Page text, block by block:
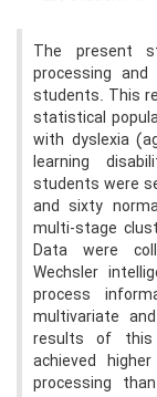
The present
processing
students. This
statistical
with dyslexia
learning
students were
and sixty
multi-stage
Data were
Wechsler
process
multivariate
results of this
achieved
processing